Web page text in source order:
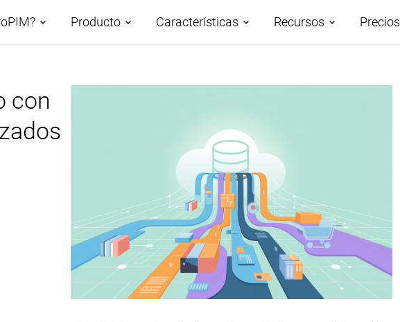
Producto
Clasificación de los datos del
Sindicación de datos de
productos
Publicación de bases de
datos
Características
características
Gestión de datos
Taxonomías
Canales y atributos
Gestión de activos digitales
Workflows y Colaboración
Recursos
Blog
Glosario
Precios
con